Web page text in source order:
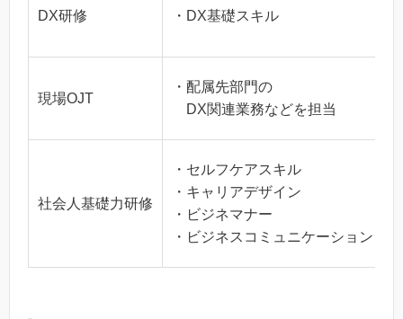
DX研修 ・DX基礎スキル
現場OJT
・配属先部門の
DX関連業務などを担当
社会人基礎力研修
・セルフケアスキル
・キャリアデザイン
・ビジネマナー
・ビジネスコミュニケーション